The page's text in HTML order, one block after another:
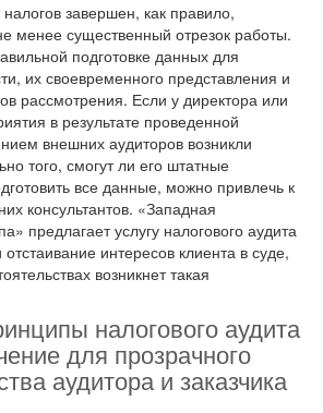
налогов завершен, как правило,
менее существенный отрезок работы.
подготовке данных для
их своевременного представления и
рассмотрения. Если у директора или
в результате проведенной
внешних аудиторов возникли
того, смогут ли его штатные
все данные, можно привлечь к
консультантов. «Западная
предлагает ​​услугу налогового аудита
интересов клиента в суде,
возникнет такая
налогового аудита
для прозрачного
аудитора и заказчика